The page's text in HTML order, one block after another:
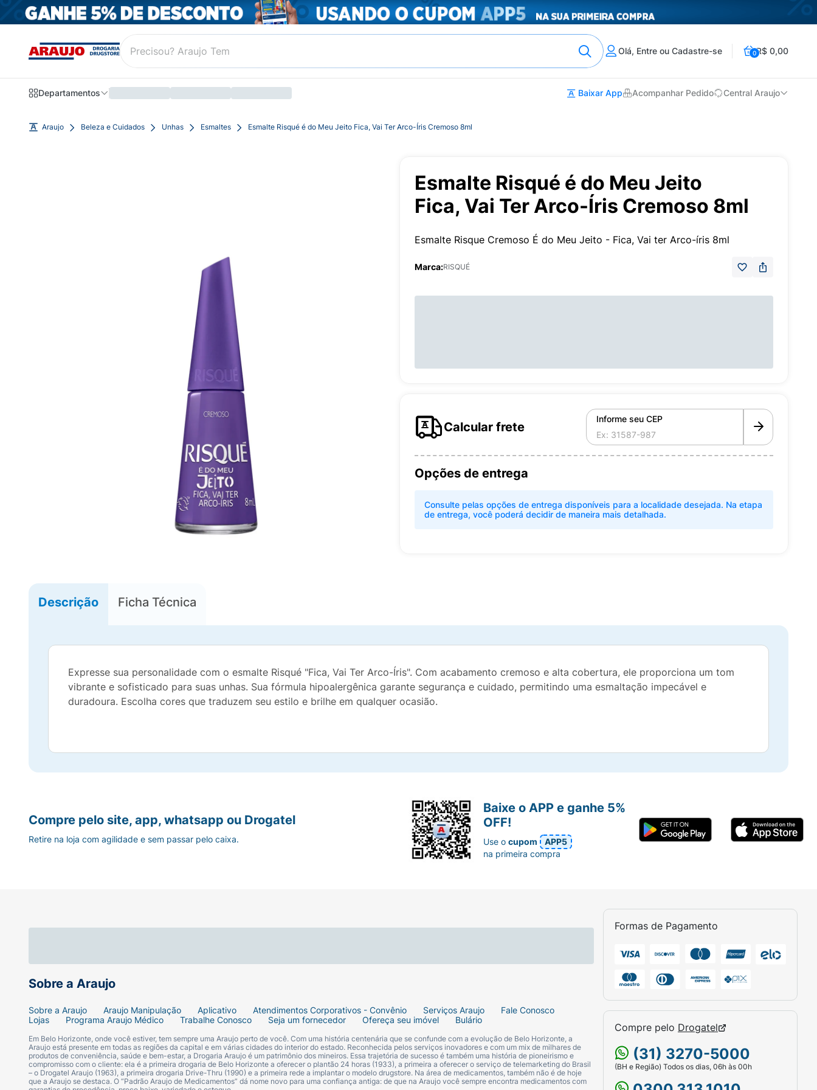
Olá, Entre ou Cadastre-se 0R$ 0,00
Departamentos Baixar App Acompanhar Pedido Central Araujo
Araujo Beleza e Cuidados Unhas Esmaltes Esmalte Risqué é do Meu Jeito Fica, Vai Ter Arco-Íris Cremoso 8ml
Esmalte Risqué é do Meu Jeito
Fica, Vai Ter Arco-Íris Cremoso 8ml
Esmalte Risque Cremoso É do Meu Jeito - Fica, Vai ter Arco-íris 8ml
Marca:RISQUÉ
Calcular frete
Informe seu CEP
Opções de entrega
Consulte pelas opções de entrega disponíveis para a localidade desejada. Na etapa
de entrega, você poderá decidir de maneira mais detalhada.
Descrição Ficha Técnica
Expresse sua personalidade com o esmalte Risqué "Fica, Vai Ter Arco-Íris". Com acabamento cremoso e alta cobertura, ele proporciona um tom
vibrante e sofisticado para suas unhas. Sua fórmula hipoalergênica garante segurança e cuidado, permitindo uma esmaltação impecável e
duradoura. Escolha cores que traduzem seu estilo e brilhe em qualquer ocasião.
Sobre a Araujo
Sobre a Araujo Araujo Manipulação Aplicativo Atendimentos Corporativos - Convênio Serviços Araujo
Fale Conosco
Lojas
Programa Araujo Médico Trabalhe Conosco Seja um fornecedor Ofereça seu imóvel Bulário
Em Belo Horizonte, onde você estiver, tem sempre uma Araujo perto de você. Com uma história centenária que se confunde com a evolução de Belo Horizonte, a
Araujo está presente em todas as regiões da capital e em várias cidades do interior do estado. Reconhecida pelos serviços inovadores e com um mix de milhares de
produtos de conveniência, saúde e bem-estar, a Drogaria Araujo é um patrimônio dos mineiros. Essa trajetória de sucesso é também uma história de pioneirismo e
compromisso com o cliente: ela é a primeira drogaria de Belo Horizonte a oferecer o plantão 24 horas (1933), a primeira a oferecer o serviço de telemarketing do Brasil
– o Drogatel Araujo (1963), a primeira drogaria Drive-Thru (1990) e a primeira rede a implantar o modelo drugstore. Na área de medicamentos, também não é de hoje
que a Araujo se destaca. O “Padrão Araujo de Medicamentos” dá nome novo para uma confiança antiga: de que na Araujo você sempre encontra medicamentos com
Formas de Pagamento
Compre pelo Drogatel
(31) 3270-5000
(BH e Região) Todos os dias, 06h às 00h
Compre pelo site, app, whatsapp ou Drogatel
Retire na loja com agilidade e sem passar pelo caixa.
Baixe o APP e ganhe 5%
OFF!
Use ocupom
APP5
na primeira compra